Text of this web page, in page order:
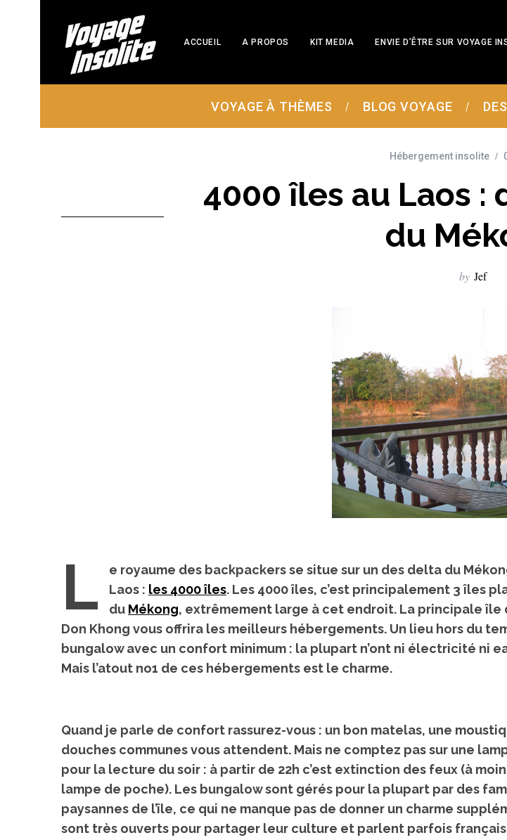
ACCUEIL A PROPOS KIT MEDIA ENVIE D’ÊTRE SUR VOYAGE
VOYAGE À THÈMES BLOG VOYAGE
Hébergement insolite
4000 îles au Laos
du
by Jef
L
e royaume des backpackers se situe sur un des delta du
Laos : les 4000 îles. Les 4000 îles, c’est principalement 3 îles
du Mékong, extrêmement large à cet endroit. La principale île
Don Khong vous offrira les meilleurs hébergements. Un lieu hors du
bungalow avec un confort minimum : la plupart n’ont ni électricité ni
Mais l’atout no1 de ces hébergements est le charme.
Quand je parle de confort rassurez-vous : un bon matelas, une
douches communes vous attendent. Mais ne comptez pas sur une
pour la lecture du soir : à partir de 22h c’est extinction des feux (à
lampe de poche). Les bungalow sont gérés pour la plupart par des
paysannes de l’île, ce qui ne manque pas de donner un charme
sont très ouverts pour partager leur culture et parlent parfois